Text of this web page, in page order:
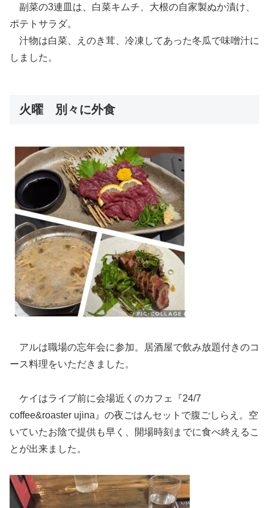
副菜の3連皿は、白菜キムチ、大根の自家製ぬか漬け、
ポテトサラダ。
汁物は白菜、えのき茸、冷凍してあった冬瓜で味噌汁に
しました。
火曜 別々に外食
アルは職場の忘年会に参加。居酒屋で飲み放題付きのコ
ース料理をいただきました。
ケイはライブ前に会場近くのカフェ『24/7
coffee&roaster ujina』の夜ごはんセットで腹ごしらえ。空
いていたお陰で提供も早く、開場時刻までに食べ終えるこ
とが出来ました。